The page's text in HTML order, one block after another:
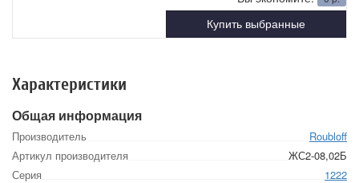
Купить выбранные
Характеристики
Общая информация
Производитель
Roubloff
Артикул производителя
ЖС2-08,02Б
Серия
1222